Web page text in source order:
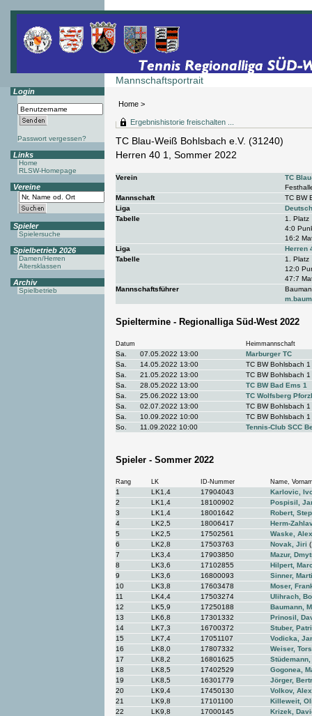
Mannschaftsportrait
Home >
Login
Passwort vergessen?
Links
Home
RLSW-Homepage
Vereine
Spieler
Spielersuche
Spielbetrieb 2026
Damen/Herren
Altersklassen
Archiv
Spielbetrieb
Ergebnishistorie freischalten ...
TC Blau-Weiß Bohlsbach e.V. (31240)
Herren 40 1, Sommer 2022
Verein
TC
Mannschaft
TC BW
Liga
Tabelle
1. Platz
4:0
16:2
Liga
Herren
Tabelle
1. Platz
12:0
47:7
Mannschaftsführer
Spieltermine - Regionalliga Süd-West 2022
Datum Heimmannschaft
Sa. 07.05.2022 13:00
Marburger TC
Sa.
14.05.2022 13:00
TC BW Bohlsbach 1
Sa.
21.05.2022 13:00
TC BW Bohlsbach 1
Sa.
28.05.2022 13:00
TC BW Bad Ems 1
Sa.
25.06.2022 13:00
TC Wolfsberg
Sa.
02.07.2022 13:00
TC BW Bohlsbach 1
Sa.
10.09.2022 10:00
TC BW Bohlsbach 1
So.
11.09.2022 10:00 Tennis-Club SCC
Spieler - Sommer 2022
Rang LK ID-Nummer Name,
1 LK1,4 17904043
Karlovic,
2
LK1,4 18100902
Pospisil,
3
LK1,4 18001642
Robert,
4
LK2,5 18006417
Herm-
5
LK2,5 17502561
Waske,
6
LK2,8 17503763 Novak, Jiri
7
LK3,4 17903850
Mazur,
8
LK3,6 17102855
Hilpert,
9
LK3,6 16800093
Sinner,
10
LK3,8 17603478
Moser,
11
LK4,4 17503274
Ulihrach,
12
LK5,9 17250188
Baumann,
13
LK6,8 17301332
Prinosil,
14
LK7,3 16700372
Stuber,
15
LK7,4 17051107
Vodicka,
16
LK8,0 17807332
Weiser,
17
LK8,2 16801625
18
LK8,5 17402529
Gogonea,
19
LK8,5 16301779
Jörger,
20
LK9,4 17450130
Volkov,
21
LK9,8 17101100
Killeweit,
22
LK9,8 17000145
Krizek,